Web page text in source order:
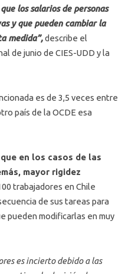
los salarios de personas
y que pueden cambiar la
medida”,describe el
de junio de CIES-UDD y la
es de 3,5 veces entre
país de la OCDE esa
en los casos de las
mayor rigidez
trabajadores en Chile
de sus tareas para
pueden modificarlas en muy
es incierto debido a las